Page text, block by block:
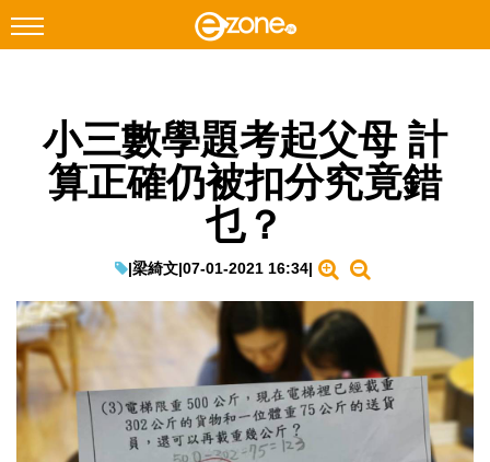
Facebook Instagram
科技焦點
教學評測
EduTech
IT Times
生成式AI與雲端應用
小三數學題考起父母 計
算正確仍被扣分究竟錯
乜？
|梁綺文|07-01-2021 16:34|